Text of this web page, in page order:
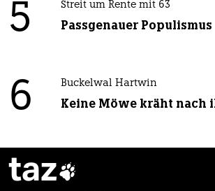
5 Streit um Rente mit 63
Passgenauer Populismus
6 Buckelwal Hartwin
Keine Möwe kräht nach
taz